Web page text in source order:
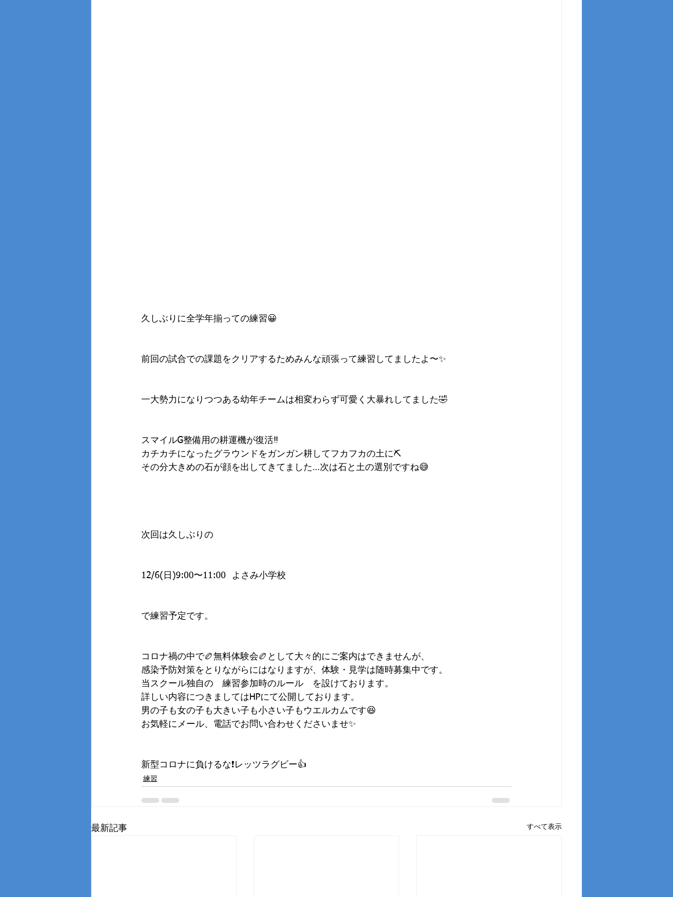
久しぶりに全学年揃っての練習😀
前回の試合での課題をクリアするためみんな頑張って練習してましたよ〜✨
一大勢力になりつつある幼年チームは相変わらず可愛く大暴れしてました🤣
スマイルG整備用の耕運機が復活‼️
カチカチになったグラウンドをガンガン耕してフカフカの土に⛏
その分大きめの石が顔を出してきてました…次は石と土の選別ですね😅
次回は久しぶりの
12/6(日)9:00〜11:00  よさみ小学校
で練習予定です。
コロナ禍の中で🏉無料体験会🏉として大々的にご案内はできませんが、
感染予防対策をとりながらにはなりますが、体験・見学は随時募集中です。
当スクール独自の　練習参加時のルール　を設けております。
詳しい内容につきましてはHPにて公開しております。
男の子も女の子も大きい子も小さい子もウエルカムです😆
お気軽にメール、電話でお問い合わせくださいませ✨
新型コロナに負けるな❗️レッツラグビー👍
練習
最新記事 すべて表示